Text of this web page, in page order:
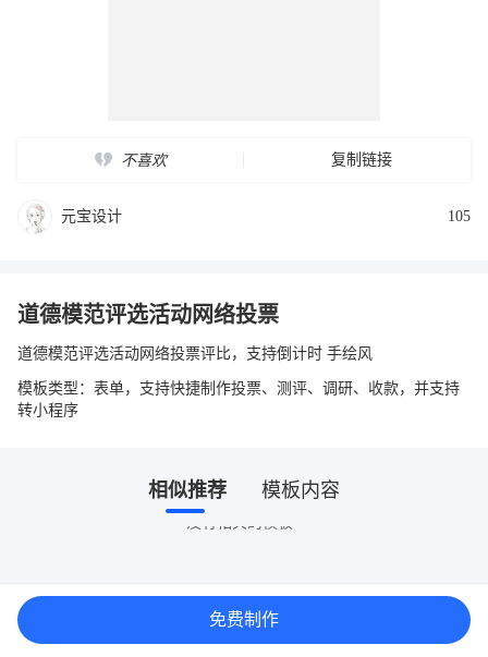
不喜欢 复制链接
元宝设计 105
道德模范评选活动网络投票
道德模范评选活动网络投票评比，支持倒计时 手绘风
模板类型：表单，支持快捷制作投票、测评、调研、收款，并支持
转小程序
相似推荐 模板内容
没有相关的模板~
免费制作